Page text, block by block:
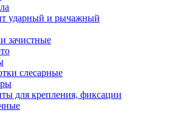
ударный и рычажный
зачистные
слесарные
для крепления, фиксации